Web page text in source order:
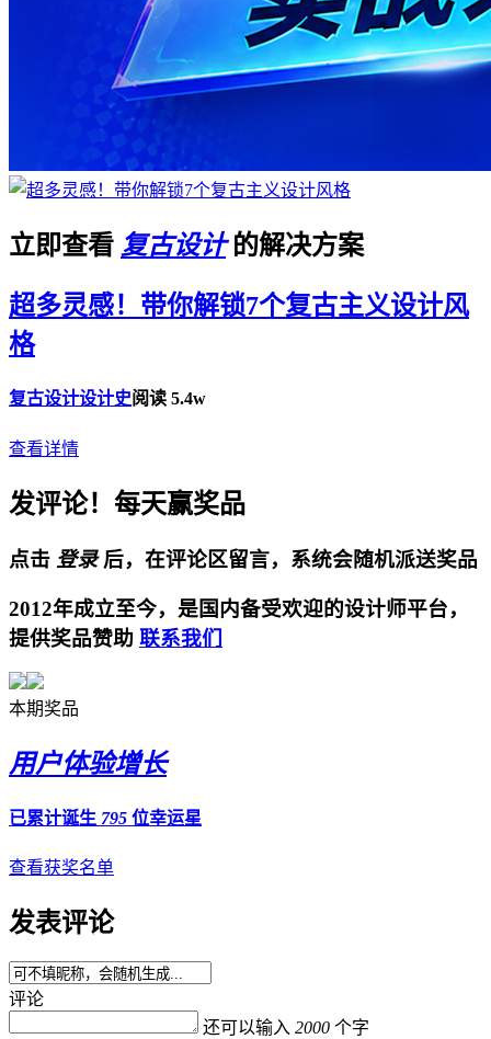
立即查看 复古设计的解决方案
超多灵感！带你解锁7个复古主义设计风
格
复古设计设计史阅读 5.4w
查看详情
发评论！每天赢奖品
点击 登录后，在评论区留言，系统会随机派送奖品
2012年成立至今，是国内备受欢迎的设计师平台，
提供奖品赞助 联系我们
本期奖品
用户体验增长
已累计诞生 795 位幸运星
查看获奖名单
发表评论
评论
还可以输入 2000 个字